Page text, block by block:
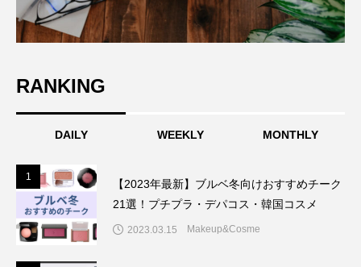
RANKING
DAILY WEEKLY MONTHLY
1
【2023年最新】ブルベ冬向けおすすめチーク
21選！プチプラ・デパコス・韓国コスメ
2023.03.15 Makeup&Cosme